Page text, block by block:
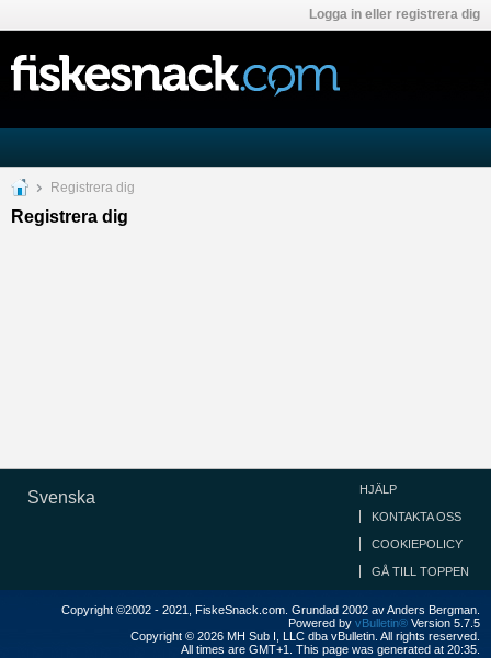
Logga in eller registrera dig
Registrera dig
Registrera dig
Svenska HJÄLP
KONTAKTA OSS
COOKIEPOLICY
GÅ TILL TOPPEN
Copyright ©2002 - 2021, FiskeSnack.com. Grundad 2002 av Anders Bergman.
Powered by vBulletin® Version 5.7.5
Copyright © 2026 MH Sub I, LLC dba vBulletin. All rights reserved.
All times are GMT+1. This page was generated at 20:35.